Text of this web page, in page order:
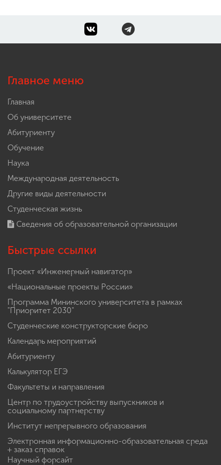
Главное меню
Главная
Об университете
Абитуриенту
Обучение
Наука
Международная деятельность
Другие виды деятельности
Студенческая жизнь
Сведения об образовательной организации
Быстрые ссылки
Проект «Инженерный навигатор»
«Национальные проекты России»
Программа Мининского университета в рамках
"Приоритет 2030"
Студенческие конструкторские бюро
Календарь мероприятий
Абитуриенту
Калькулятор ЕГЭ
Факультеты и направления
Центр по трудоустройству выпускников и
социальному партнерству
Институт непрерывного образования
Электронная информационно-образовательная среда
+ заказ справок
Научный форсайт